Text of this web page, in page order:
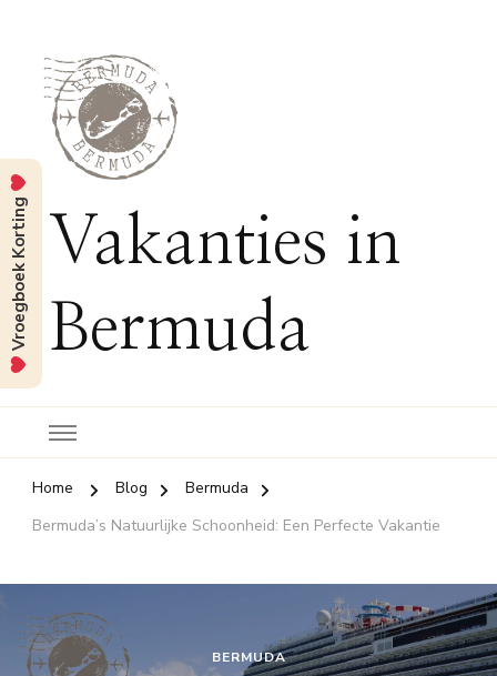
Vakanties in
Bermuda
Home Blog
Bermuda
Bermuda’s Natuurlijke Schoonheid: Een Perfecte Vakantie
BERMUDA
Vroegboek Korting